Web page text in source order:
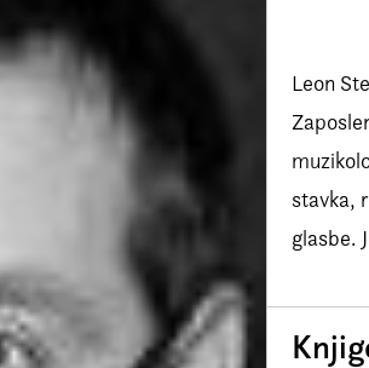
Leon
stavka,
glasbe.